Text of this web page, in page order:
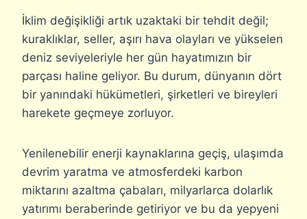
İklim değişikliği artık uzaktaki bir tehdit değil;
kuraklıklar, seller, aşırı hava olayları ve yükselen
deniz seviyeleriyle her gün hayatımızın bir
parçası haline geliyor. Bu durum, dünyanın dört
bir yanındaki hükümetleri, şirketleri ve bireyleri
harekete geçmeye zorluyor.
Yenilenebilir enerji kaynaklarına geçiş, ulaşımda
devrim yaratma ve atmosferdeki karbon
miktarını azaltma çabaları, milyarlarca dolarlık
yatırımı beraberinde getiriyor ve bu da yepyeni